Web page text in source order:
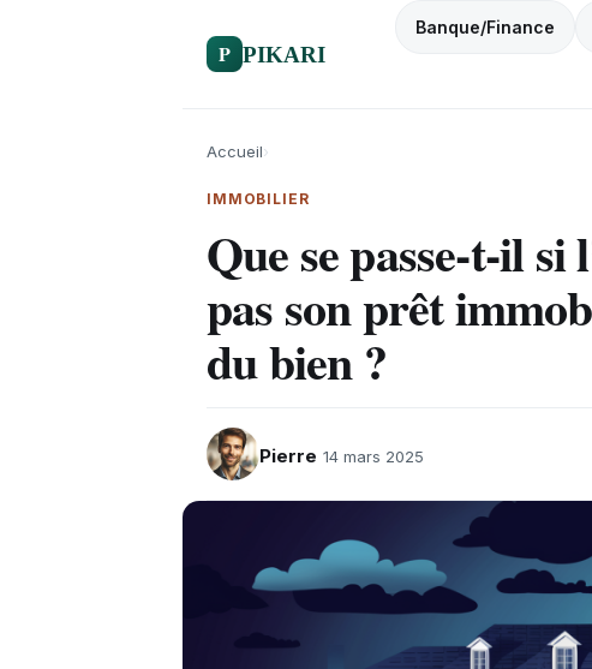
P PIKARI
Banque/Finance
Accueil›
IMMOBILIER
Que se passe-t-il si
pas son prêt
du bien ?
Pierre 14 mars 2025